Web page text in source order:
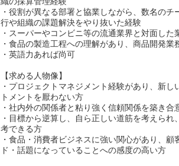
・役割が異なる部署と協業しながら、数名の
行や組織の課題解決をやり抜いた経験
・スーパーやコンビニ等の流通業界と対面した
・食品の製造工程への理解があり、商品開発業
・英語力あれば尚可
【求める人物像】
・プロジェクトマネジメント経験があり、新
トメントを厭わない方
・社内外の関係者と粘り強く信頼関係を築き
・目標から逆算し、自ら正しい道筋を考えら
考できる方
・食品・消費者ビジネスに強い関心があり、
ド・話題になっていることへの感度の高い方